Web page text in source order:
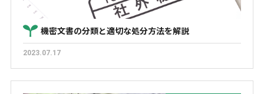
機密文書の分類と適切な処分方法を解説
2023.07.17